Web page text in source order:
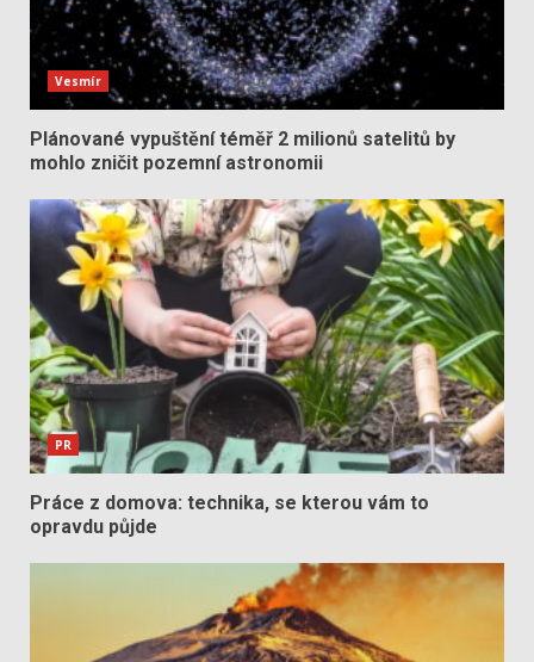
Vesmír
Plánované vypuštění téměř 2 milionů satelitů by
mohlo zničit pozemní astronomii
PR
Práce z domova: technika, se kterou vám to
opravdu půjde